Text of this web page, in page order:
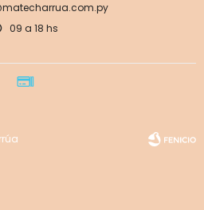
09 a 18 hs